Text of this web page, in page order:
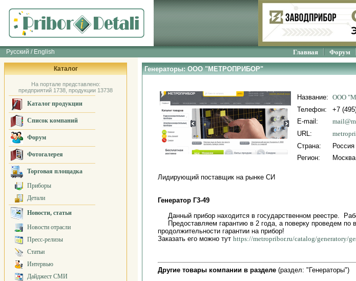
Русский / English Главная Форум
Каталог
На портале представлено:
предприятий 1738, продукции 13738
Каталог продукции
Список компаний
Форум
Фотогалерея
Торговая площадка
Приборы
Детали
Новости, статьи
Новости отрасли
Пресс-релизы
Статьи
Интервью
Дайджест СМИ
Генераторы: ООО "МЕТРОПРИБОР"
Название: ООО
Телефон:
+7
E-mail:
URL:
Страна:
Россия
Регион:
Москва
Лидирующий поставщик на рынке СИ
Генератор Г3-49
Данный прибор находится в государственном реестре.
Предоставляем гарантию в 2 года, а поверку проведем
продолжительности гарантии на прибор!
Заказать его можно тут https://metropribor.ru/catalog/generatory/
Другие товары компании в разделе (раздел: "Генераторы")